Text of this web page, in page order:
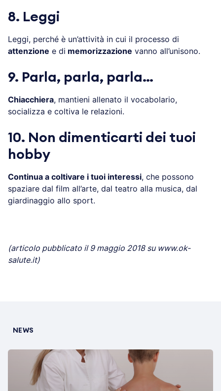
8. Leggi
Leggi, perché è un’attività in cui il processo di
attenzione e di memorizzazione vanno all’unisono.
9. Parla, parla, parla…
Chiacchiera, mantieni allenato il vocabolario,
socializza e coltiva le relazioni.
10. Non dimenticarti dei tuoi
hobby
Continua a coltivare i tuoi interessi, che possono
spaziare dal film all’arte, dal teatro alla musica, dal
giardinaggio allo sport.
(articolo pubblicato il 9 maggio 2018 su www.ok-
salute.it)
NEWS